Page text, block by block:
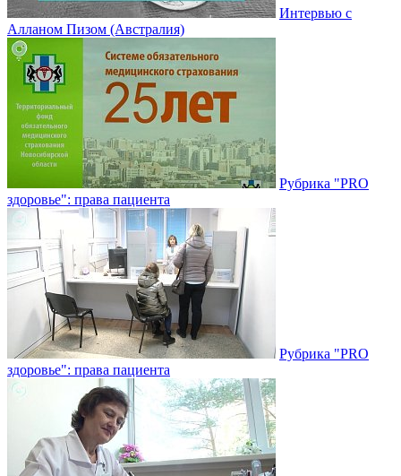
Интервью с
Алланом Пизом (Австралия)
Рубрика "PRO
здоровье": права пациента
Рубрика "PRO
здоровье": права пациента